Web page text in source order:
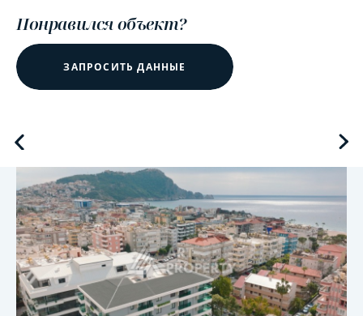
Понравился объект?
ЗАПРОСИТЬ ДАННЫЕ